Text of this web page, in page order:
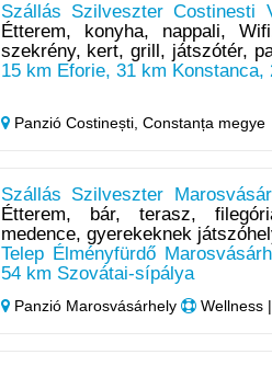
Szállás Szilveszter Costinesti
Étterem, konyha, nappali,
szekrény, kert, grill, játszótér,
15 km Eforie, 31 km Konstanca,
Panzió Costinești, Constanța megye
Szállás Szilveszter
Étterem, bár, terasz,
medence, gyerekeknek
Telep Élményfürdő
54 km Szovátai-sípálya
Panzió Marosvásárhely Wellness